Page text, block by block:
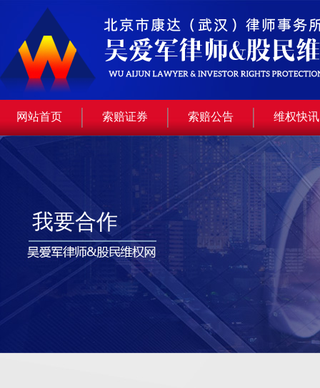
网站首页 索赔证券 索赔公告 维权快讯
我要合作